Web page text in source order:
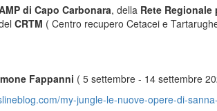
di Capo Carbonara, della Rete Regionale
CRTM ( Centro recupero Cetacei e
Fappanni ( 5 settembre - 14 settembre
my-jungle-le-nuove-opere-di-